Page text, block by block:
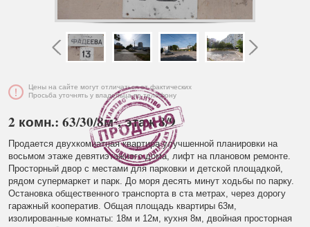
Цены на сайте могут отличаться от фактических
Просьба уточнять у владельца по телефону
2 комн.: 63/30/8м², этаж 8/9
Продается двухкомнатная квартира улучшенной планировки на
восьмом этаже девятиэтажного дома, лифт на плановом ремонте.
Просторный двор с местами для парковки и детской площадкой,
рядом супермаркет и парк. До моря десять минут ходьбы по парку.
Остановка общественного транспорта в ста метрах, через дорогу
гаражный кооператив. Общая площадь квартиры 63м,
изолированные комнаты: 18м и 12м, кухня 8м, двойная просторная